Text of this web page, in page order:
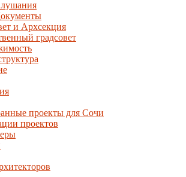
и Архсекция
градсовет
проекты для Сочи
проектов